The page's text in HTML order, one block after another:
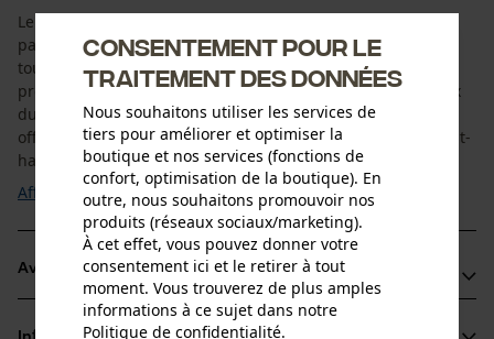
Le T-shirt léger Vision 5620 Jobman est respirant et donc
parfaitement adapté aux journées chaudes. Il convient à
toutes les situations : que ce soit au travail ou lors de votre
prochaine randonnée en montagne. Le tissu polyester doux
du T-shirt Jobman s'adapte parfaitement, est élastique et
offre une liberté de mouvement optimale. Un véritable must-
have pour vos activités estivales ...
Afficher plus
Avantages du produit
Devant et dos en tricot birdseye pour une élimination
Consentement pour le
traitement des données
Nous souhaitons utiliser les services de
tiers pour améliorer et optimiser la
boutique et nos services (fonctions de
confort, optimisation de la boutique). En
outre, nous souhaitons promouvoir nos
produits (réseaux sociaux/marketing).
À cet effet, vous pouvez donner votre
consentement ici et le retirer à tout
moment. Vous trouverez de plus amples
informations à ce sujet dans notre
Politique de confidentialité.